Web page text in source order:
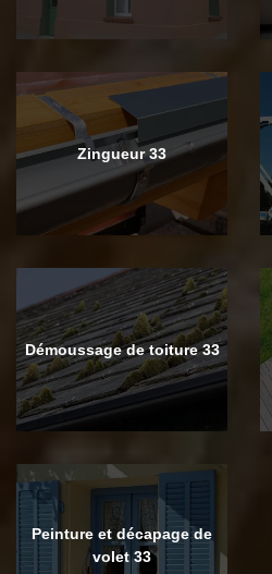
Zingueur 33
Démoussage de toiture 33
Peinture et décapage de
volet 33